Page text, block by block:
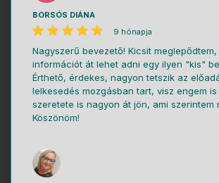
BORSÓS DIÁNA
9 hónapja
Nagyszerű bevezető! Kicsit
információt át lehet adni egy ilyen "kis"
Érthető, érdekes, nagyon tetszik az
lelkesedés mozgásban tart, visz engem
szeretete is nagyon át jön, ami szerintem
Köszönöm!